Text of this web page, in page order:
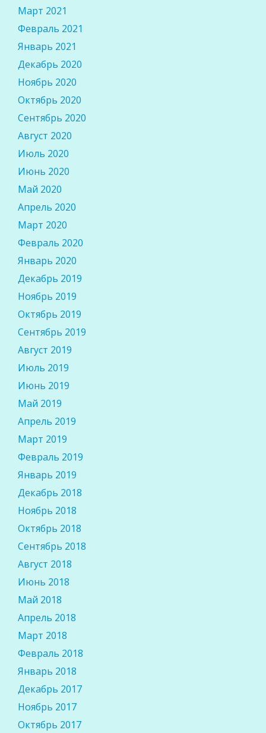
Март 2021
Февраль 2021
Январь 2021
Декабрь 2020
Ноябрь 2020
Октябрь 2020
Сентябрь 2020
Август 2020
Июль 2020
Июнь 2020
Май 2020
Апрель 2020
Март 2020
Февраль 2020
Январь 2020
Декабрь 2019
Ноябрь 2019
Октябрь 2019
Сентябрь 2019
Август 2019
Июль 2019
Июнь 2019
Май 2019
Апрель 2019
Март 2019
Февраль 2019
Январь 2019
Декабрь 2018
Ноябрь 2018
Октябрь 2018
Сентябрь 2018
Август 2018
Июнь 2018
Май 2018
Апрель 2018
Март 2018
Февраль 2018
Январь 2018
Декабрь 2017
Ноябрь 2017
Октябрь 2017